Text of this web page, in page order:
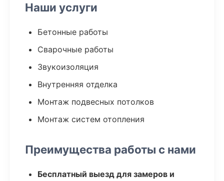
Наши услуги
Бетонные работы
Сварочные работы
Звукоизоляция
Внутренняя отделка
Монтаж подвесных потолков
Монтаж систем отопления
Преимущества работы с нами
Бесплатный выезд для замеров и